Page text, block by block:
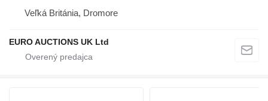
Veľká Británia, Dromore
EURO AUCTIONS UK Ltd